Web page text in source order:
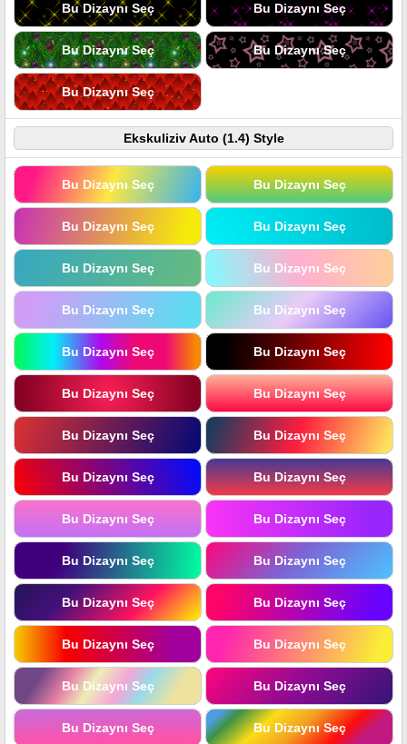
Bu Dizaynı Seç Bu Dizaynı Seç
Bu Dizaynı Seç Bu Dizaynı Seç
Bu Dizaynı Seç
Ekskuliziv Auto (1.4) Style
Bu Dizaynı Seç Bu Dizaynı Seç
Bu Dizaynı Seç Bu Dizaynı Seç
Bu Dizaynı Seç Bu Dizaynı Seç
Bu Dizaynı Seç Bu Dizaynı Seç
Bu Dizaynı Seç Bu Dizaynı Seç
Bu Dizaynı Seç Bu Dizaynı Seç
Bu Dizaynı Seç Bu Dizaynı Seç
Bu Dizaynı Seç Bu Dizaynı Seç
Bu Dizaynı Seç Bu Dizaynı Seç
Bu Dizaynı Seç Bu Dizaynı Seç
Bu Dizaynı Seç Bu Dizaynı Seç
Bu Dizaynı Seç Bu Dizaynı Seç
Bu Dizaynı Seç Bu Dizaynı Seç
Bu Dizaynı Seç Bu Dizaynı Seç